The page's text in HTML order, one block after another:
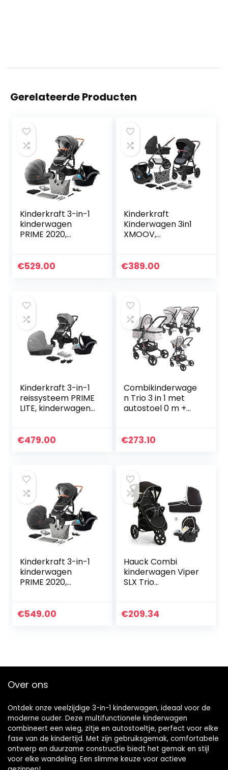
Gerelateerde Producten
Kinderkraft 3-in-1
kinderwagen
PRIME 2020,
kinderwagen,
€529.00
Kinderkraft
Kinderwagen 3in1
XMOOV,
Reissysteem, met
€389.00
Kinderkraft 3-in-1
reissysteem PRIME
LITE, kinderwagen,
inklapbaar,
€479.00
Combikinderwage
n Trio 3 in 1 met
autostoel 0 m +
€273.10
Kinderkraft 3-in-1
kinderwagen
PRIME 2020,
kinderwagen,
€549.00
Hauck Combi
kinderwagen Viper
SLX Trio
snel
€209.34
Over ons
Ontdek onze veelzijdige 3-in-1 kinderwagen, ideaal voor de
moderne ouder. Deze multifunctionele kinderwagen
combineert een wieg, zitje en autostoeltje, perfect voor elke
fase van de kindertijd. Met zijn gebruiksgemak, comfortabele
ontwerp en duurzame constructie biedt het gemak en stijl
voor elke wandeling. Een slimme keuze voor actieve